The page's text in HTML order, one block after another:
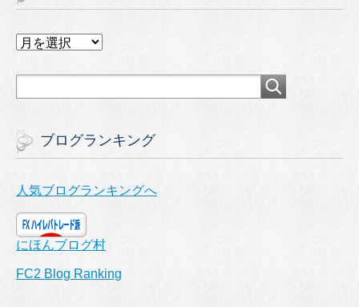
ア
カ
ブログランキング
人気ブログランキングへ
にほんブログ村
FC2 Blog Ranking